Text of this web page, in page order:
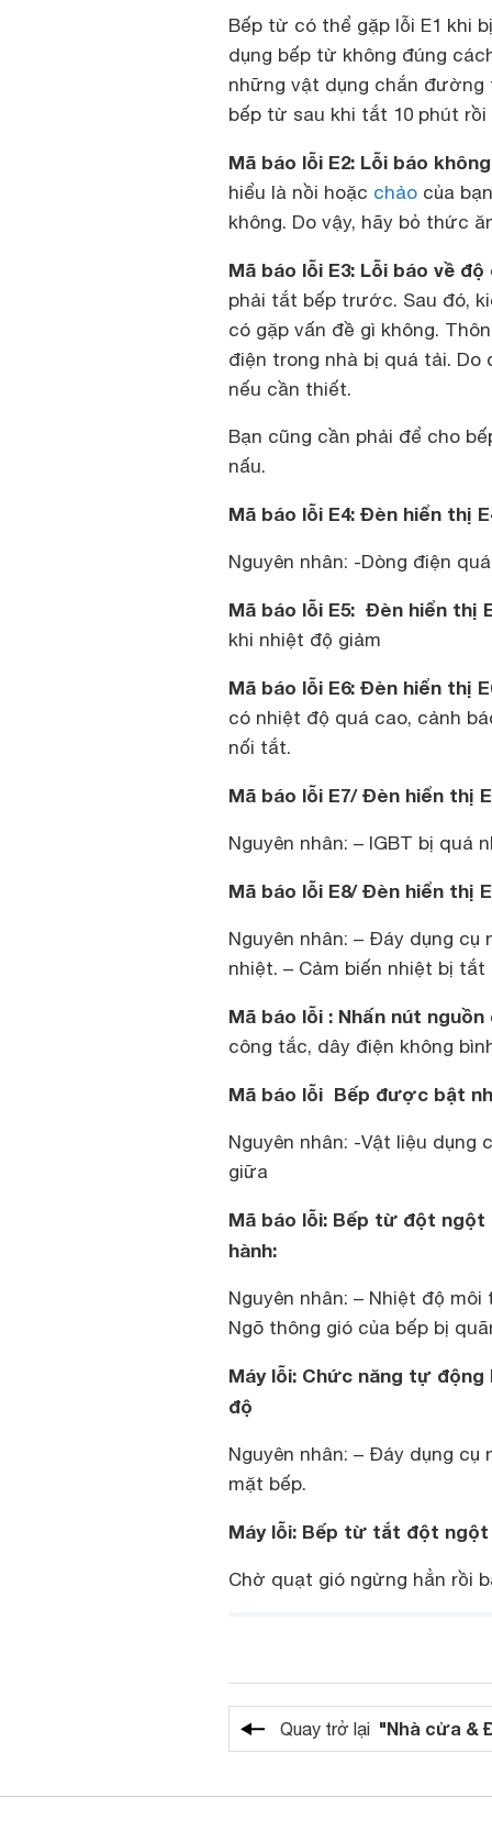
Bếp từ có thể gặp lỗi E1 khi
dụng bếp từ không đúng
những vật dụng chắn
bếp từ sau khi tắt 10 phút
Mã báo lỗi E2: Lỗi báo
hiểu là nồi hoặc chảo của
không. Do vậy, hãy bỏ thức
Mã báo lỗi E3: Lỗi báo về
phải tắt bếp trước. Sau đó,
có gặp vấn đề gì không.
điện trong nhà bị quá tải.
nếu cần thiết.
Bạn cũng cần phải để cho
nấu.
Mã báo lỗi E4: Đèn hiển thị
Nguyên nhân: -Dòng điện
Mã báo lỗi E5: Đèn hiển thị
khi nhiệt độ giảm
Mã báo lỗi E6: Đèn hiển thị
có nhiệt độ quá cao, cảnh
nối tắt.
Mã báo lỗi E7/ Đèn hiển thị
Nguyên nhân: – IGBT bị quá
Mã báo lỗi E8/ Đèn hiển thị
Nguyên nhân: – Đáy dụng
nhiệt. – Cảm biến nhiệt bị
Mã báo lỗi : Nhấn nút
công tắc, dây điện không
Mã báo lỗi Bếp được bật
Nguyên nhân: -Vật liệu dụng
giữa
Mã báo lỗi: Bếp từ đột
hành:
Nguyên nhân: – Nhiệt độ
Ngõ thông gió của bếp bị
Máy lỗi: Chức năng tự
độ
Nguyên nhân: – Đáy dụng
mặt bếp.
Máy lỗi: Bếp từ tắt đột ngột
Chờ quạt gió ngừng hẳn rồi
Quay trở lại "Nhà cửa &